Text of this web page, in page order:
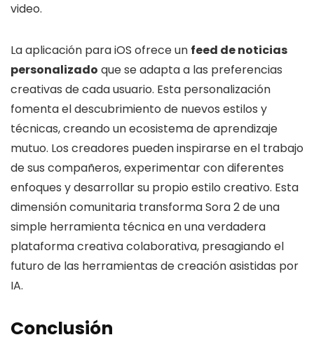
video.
La aplicación para iOS ofrece un feed de noticias
personalizado que se adapta a las preferencias
creativas de cada usuario. Esta personalización
fomenta el descubrimiento de nuevos estilos y
técnicas, creando un ecosistema de aprendizaje
mutuo. Los creadores pueden inspirarse en el trabajo
de sus compañeros, experimentar con diferentes
enfoques y desarrollar su propio estilo creativo. Esta
dimensión comunitaria transforma Sora 2 de una
simple herramienta técnica en una verdadera
plataforma creativa colaborativa, presagiando el
futuro de las herramientas de creación asistidas por
IA.
Conclusión